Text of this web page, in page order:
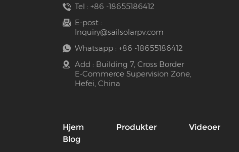
Tel : +86 -18655186412
E-post :
Inquiry@sailsolarpv.com
Whatsapp : +86 -18655186412
Add : Building 7, Cross Border
E-Commerce Supervision Zone,
Hefei, China
Hjem Produkter Videoer
Blog